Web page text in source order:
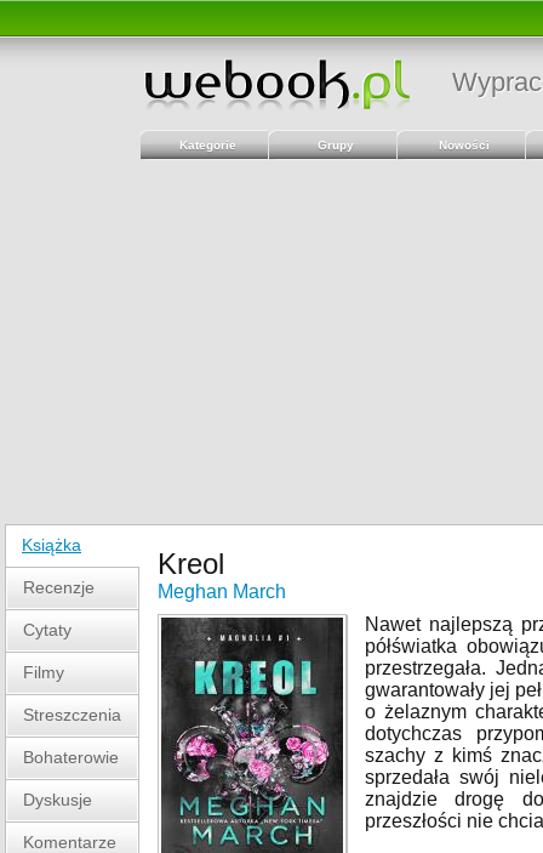
Kategorie Grupy Nowości
Książka
Recenzje
Cytaty
Filmy
Streszczenia
Bohaterowie
Dyskusje
Komentarze
Kreol
Meghan March
Nawet najlepszą
półświatka
przestrzegała.
gwarantowały jej
o żelaznym
dotychczas
szachy z kimś
sprzedała swój
znajdzie drogę
przeszłości nie